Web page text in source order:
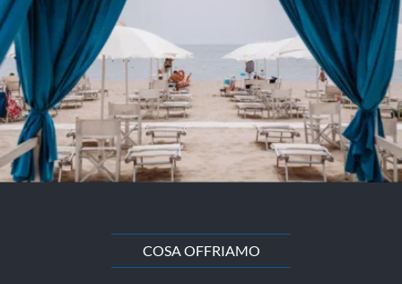
COSA OFFRIAMO